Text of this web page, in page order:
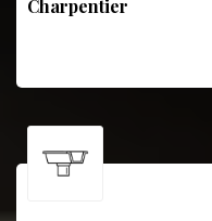
Charpentier